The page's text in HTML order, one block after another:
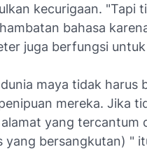
kecurigaan. "Tapi
bahasa
juga berfungsi
maya tidak harus
mereka. Jika
yang tercantum
yang bersangkutan) "